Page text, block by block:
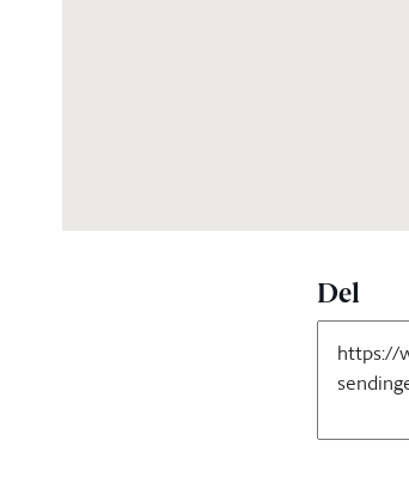
Del